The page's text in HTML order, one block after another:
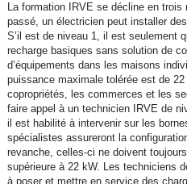
La formation IRVE se décline en
passé, un électricien peut installer
S’il est de niveau 1, il est seulement
recharge basiques sans solution de
d’équipements dans les maisons
puissance maximale tolérée est de
copropriétés, les commerces et les
faire appel à un technicien IRVE de
il est habilité à intervenir sur les
spécialistes assureront la
revanche, celles-ci ne doivent
supérieure à 22 kW. Les techniciens
à poser et mettre en service des